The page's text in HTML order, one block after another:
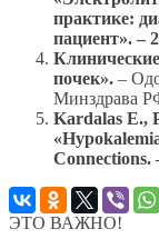
практике:
пациент». –
почек». –
Минздрава
Kardalas E.,
Connections.
ЭТО ВАЖНО!